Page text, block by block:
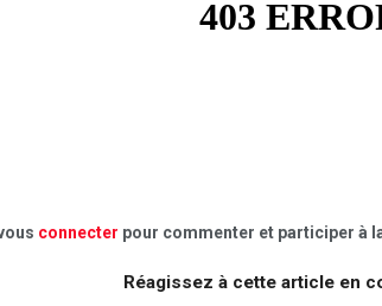
connecter pour commenter et participer à
Réagissez à cette article en